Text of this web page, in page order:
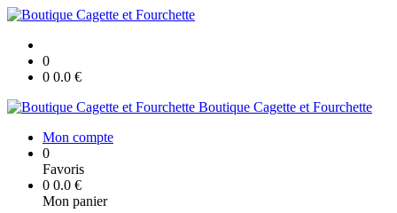
0
0 0.0 €
Boutique Cagette et Fourchette
Mon compte
0
Favoris
0 0.0 €
Mon panier